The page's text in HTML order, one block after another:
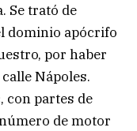
Se trató de
dominio apócrifo
por haber
Nápoles.
con partes de
de motor